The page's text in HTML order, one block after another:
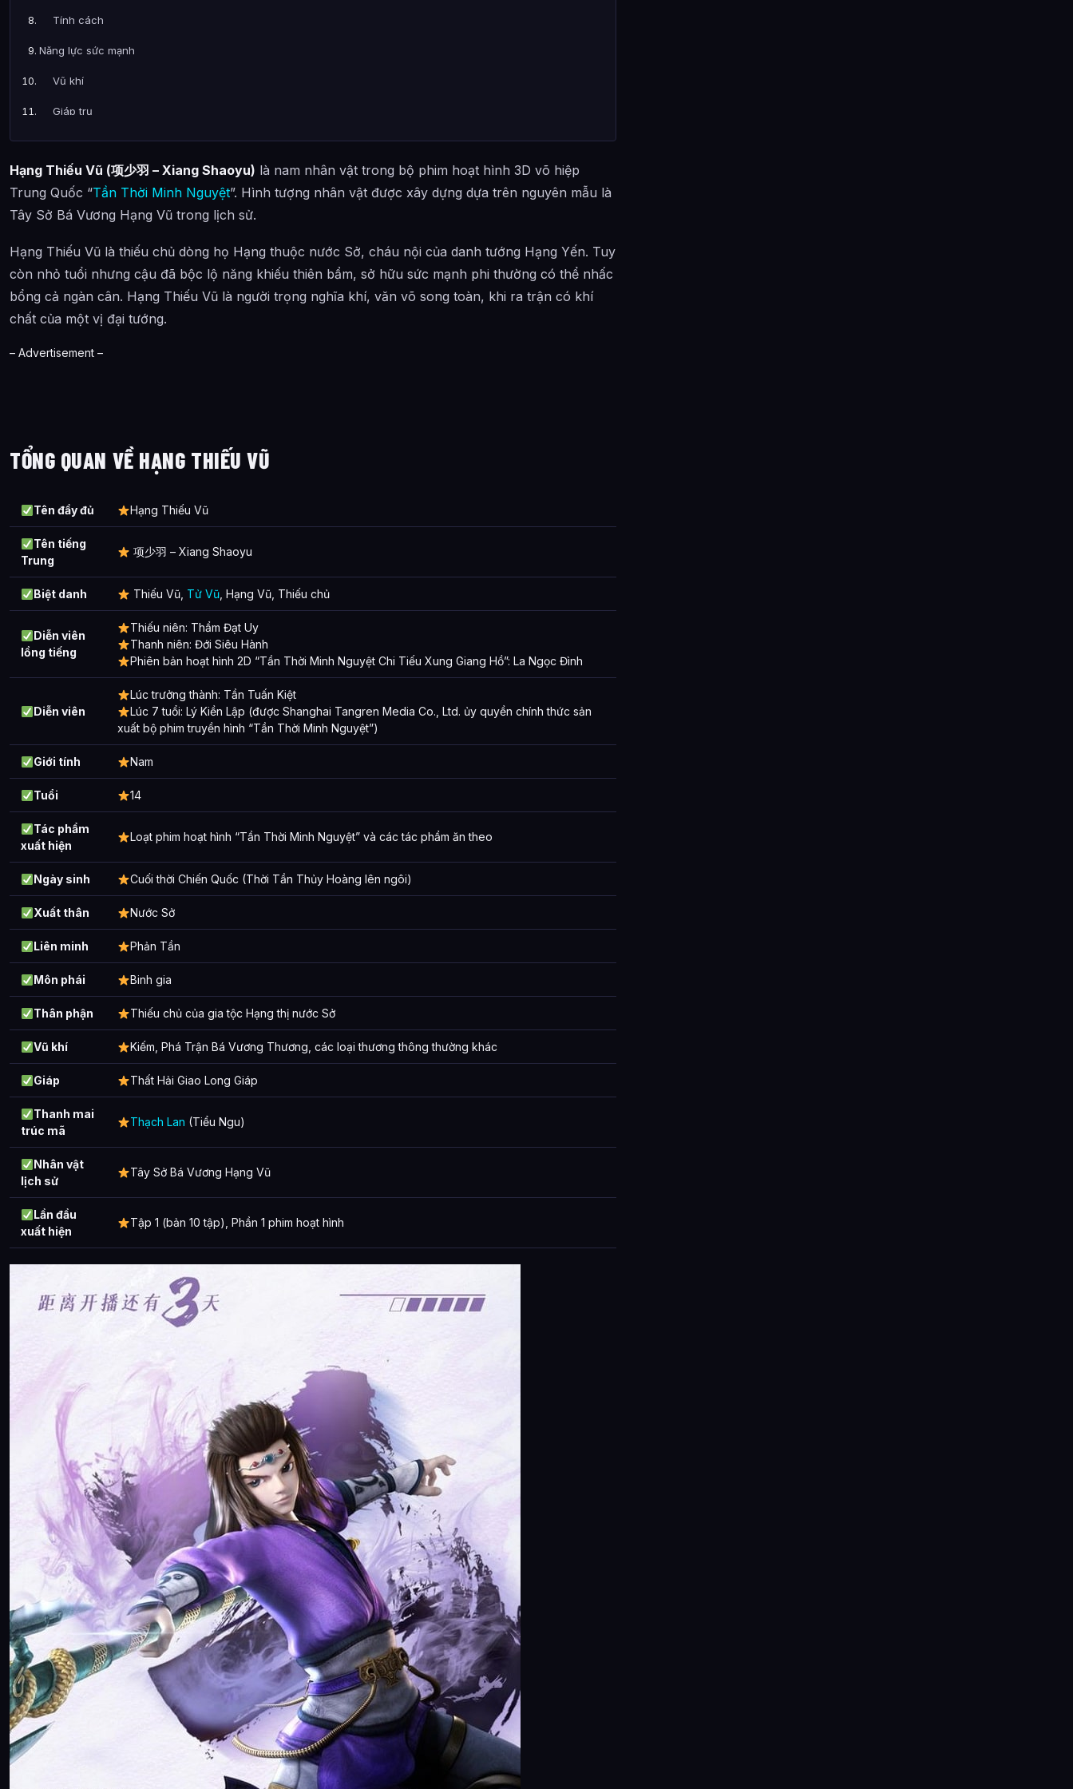
Tính cách
Năng lực sức mạnh
Vũ khí
Giáp trụ
Cuộc sống của nhân vật
Quan hệ nhân mạch
Kinh lịch nhân sinh
Phần 2
Phần 3
Phần 4
Các phần đã xuất hiện
Giải thưởng và danh hiệu
Ảnh về Hạng Thiếu Vũ
Bài Viết Liên Quan
Câu Hỏi Thường Gặp
Hạng Thiếu Vũ là gì?
Cách chơi Hạng Thiếu Vũ hiệu quả nhất?
Thông tin về Hạng Thiếu Vũ được tổng hợp từ đâu?
Hạng Thiếu Vũ (项少羽 – Xiang Shaoyu) là nam nhân vật trong bộ phim hoạt hình 3D võ hiệp
Trung Quốc “Tần Thời Minh Nguyệt”. Hình tượng nhân vật được xây dựng dựa trên nguyên mẫu là
Tây Sở Bá Vương Hạng Vũ trong lịch sử.
Hạng Thiếu Vũ là thiếu chủ dòng họ Hạng thuộc nước Sở, cháu nội của danh tướng Hạng Yến. Tuy
còn nhỏ tuổi nhưng cậu đã bộc lộ năng khiếu thiên bẩm, sở hữu sức mạnh phi thường có thể nhấc
bổng cả ngàn cân. Hạng Thiếu Vũ là người trọng nghĩa khí, văn võ song toàn, khi ra trận có khí
chất của một vị đại tướng.
– Advertisement –
TỔNG QUAN VỀ HẠNG THIẾU VŨ
Tên đầy đủ Hạng Thiếu Vũ
Tên tiếng
Trung
项少羽 – Xiang Shaoyu
Biệt danh Thiếu Vũ, Tử Vũ, Hạng Vũ, Thiếu chủ
Diễn viên
lồng tiếng
Thiếu niên: Thẩm Đạt Uy
Thanh niên: Đới Siêu Hành
Phiên bản hoạt hình 2D “Tần Thời Minh Nguyệt Chi Tiếu Xung Giang Hồ”: La Ngọc Đình
Diễn viên
Lúc trưởng thành: Tần Tuấn Kiệt
Lúc 7 tuổi: Lý Kiền Lập (được Shanghai Tangren Media Co., Ltd. ủy quyền chính thức sản
xuất bộ phim truyền hình “Tần Thời Minh Nguyệt”)
Giới tính Nam
Tuổi 14
Tác phẩm
xuất hiện
Loạt phim hoạt hình “Tần Thời Minh Nguyệt” và các tác phẩm ăn theo
Ngày sinh Cuối thời Chiến Quốc (Thời Tần Thủy Hoàng lên ngôi)
Xuất thân Nước Sở
Liên minh Phản Tần
Môn phái Binh gia
Thân phận Thiếu chủ của gia tộc Hạng thị nước Sở
Vũ khí Kiếm, Phá Trận Bá Vương Thương, các loại thương thông thường khác
Giáp Thất Hải Giao Long Giáp
Thanh mai
trúc mã
Thạch Lan (Tiểu Ngu)
Nhân vật
lịch sử
Tây Sở Bá Vương Hạng Vũ
Lần đầu
xuất hiện
Tập 1 (bản 10 tập), Phần 1 phim hoạt hình